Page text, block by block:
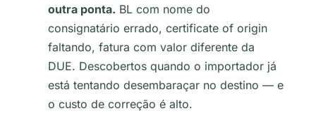
outra ponta. BL com nome do
consignatário errado, certificate of origin
faltando, fatura com valor diferente da
DUE. Descobertos quando o importador já
está tentando desembaraçar no destino — e
o custo de correção é alto.